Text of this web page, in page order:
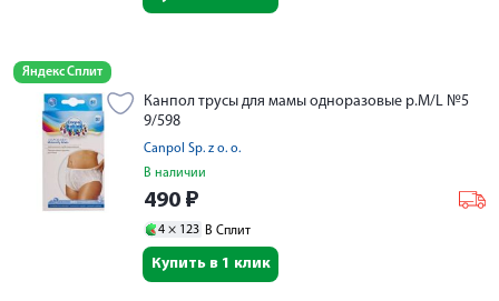
Яндекс Сплит
Канпол трусы для мамы одноразовые р.M/L №5
9/598
Canpol Sp. z o. o.
В наличии
490 ₽
4 × 123 В Сплит
Купить в 1 клик